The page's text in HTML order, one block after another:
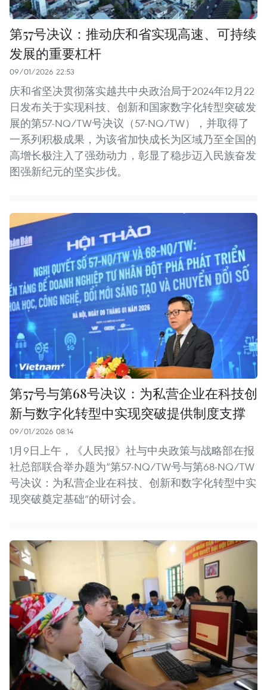
第57号决议：推动庆和省实现高速、可持续
发展的重要杠杆
09/01/2026 22:53
庆和省坚决贯彻落实越共中央政治局于2024年12月22
日发布关于实现科技、创新和国家数字化转型突破发
展的第57-NQ/TW号决议（57-NQ/TW），并取得了
一系列积极成果，为该省加快成长为区域乃至全国的
高增长极注入了强劲动力，彰显了稳步迈入民族奋发
图强新纪元的坚实步伐。
第57号与第68号决议：为私营企业在科技创
新与数字化转型中实现突破提供制度支撑
09/01/2026 08:14
1月9日上午，《人民报》社与中央政策与战略部在报
社总部联合举办题为“第57-NQ/TW号与第68-NQ/TW
号决议：为私营企业在科技、创新和数字化转型中实
现突破奠定基础”的研讨会。